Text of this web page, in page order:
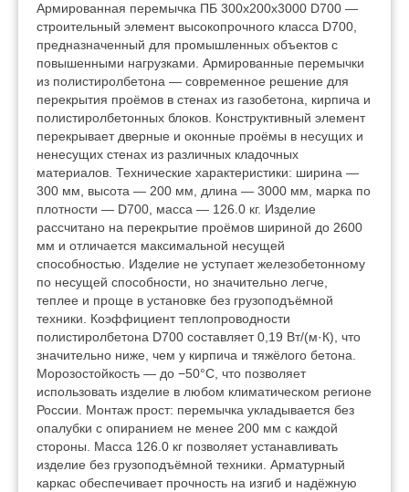
Армированная перемычка ПБ 300х200х3000 D700 —
строительный элемент высокопрочного класса D700,
предназначенный для промышленных объектов с
повышенными нагрузками. Армированные перемычки
из полистиролбетона — современное решение для
перекрытия проёмов в стенах из газобетона, кирпича и
полистиролбетонных блоков. Конструктивный элемент
перекрывает дверные и оконные проёмы в несущих и
ненесущих стенах из различных кладочных
материалов. Технические характеристики: ширина —
300 мм, высота — 200 мм, длина — 3000 мм, марка по
плотности — D700, масса — 126.0 кг. Изделие
рассчитано на перекрытие проёмов шириной до 2600
мм и отличается максимальной несущей
способностью. Изделие не уступает железобетонному
по несущей способности, но значительно легче,
теплее и проще в установке без грузоподъёмной
техники. Коэффициент теплопроводности
полистиролбетона D700 составляет 0,19 Вт/(м·К), что
значительно ниже, чем у кирпича и тяжёлого бетона.
Морозостойкость — до −50°C, что позволяет
использовать изделие в любом климатическом регионе
России. Монтаж прост: перемычка укладывается без
опалубки с опиранием не менее 200 мм с каждой
стороны. Масса 126.0 кг позволяет устанавливать
изделие без грузоподъёмной техники. Арматурный
каркас обеспечивает прочность на изгиб и надёжную